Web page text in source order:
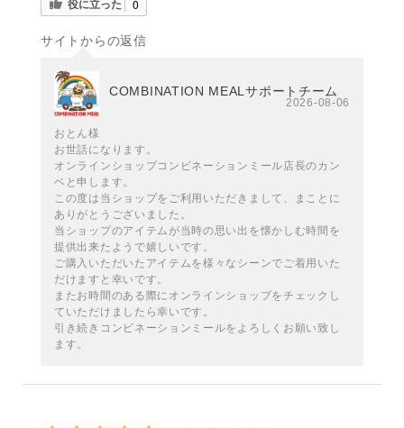
役に立った 0
サイトからの返信
COMBINATION MEALサポートチーム
2026-08-06
おとん様
お世話になります。
オンラインショップコンビネーションミール店長のカン
ベと申します。
この度は当ショップをご利用いただきまして、まことに
ありがとうございました。
当ショップのアイテムが当時の思い出を懐かしむ時間を
提供出来たようで嬉しいです。
ご購入いただいたアイテムを様々なシーンでご着用いた
だけますと幸いです。
またお時間のある際にオンラインショップをチェックし
ていただけましたら幸いです。
引き続きコンビネーションミールをよろしくお願い致し
ます。